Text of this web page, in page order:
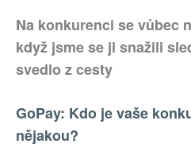
Na konkurenci se vůbec
když jsme se ji snažili
svedlo z cesty
GoPay: Kdo je vaše
nějakou?